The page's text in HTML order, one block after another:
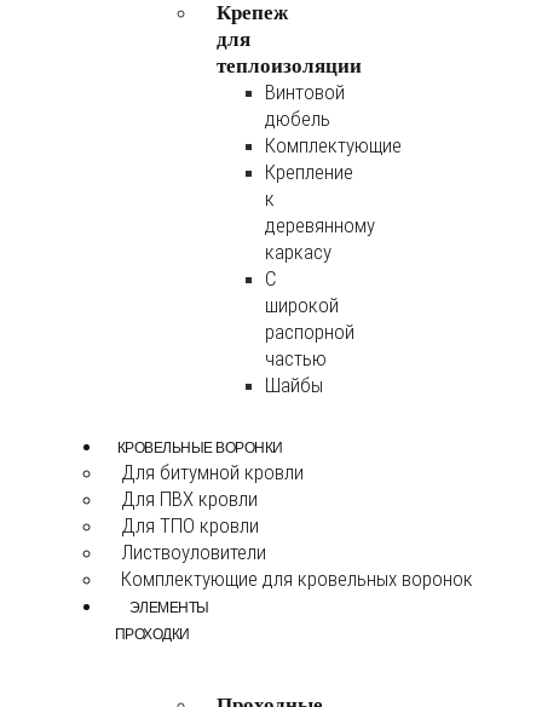
Крепеж
для
теплоизоляции
Винтовой
дюбель
Комплектующие
Крепление
к
деревянному
каркасу
С
широкой
распорной
частью
Шайбы
КРОВЕЛЬНЫЕ ВОРОНКИ
Для битумной кровли
Для ПВХ кровли
Для ТПО кровли
Листвоуловители
Комплектующие для кровельных воронок
ЭЛЕМЕНТЫ
ПРОХОДКИ